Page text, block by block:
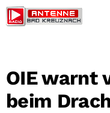
OIE warnt
beim